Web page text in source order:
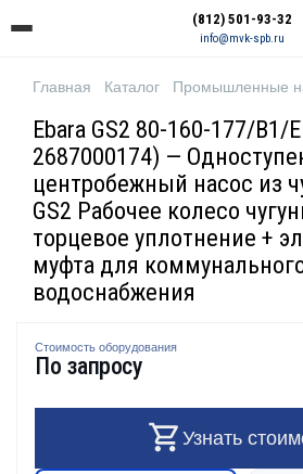
(812) 501-93-32
info@mvk-spb.ru
Главная Каталог Промышленные
Ebara GS2 80-160-177/B1/
2687000174) —
центробежный насос из
GS2 Рабочее колесо
торцевое уплотнение +
муфта для
водоснабжения
Стоимость оборудования
По запросу
Узнать